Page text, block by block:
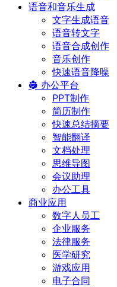
语音和音乐生成
文字生成语音
语音转文字
语音合成创作
音乐创作
快速语音降噪
办公平台
PPT制作
简历制作
快速总结摘要
智能翻译
文档处理
思维导图
会议助理
办公工具
商业应用
数字人员工
企业服务
法律服务
医学研究
游戏应用
电子合同